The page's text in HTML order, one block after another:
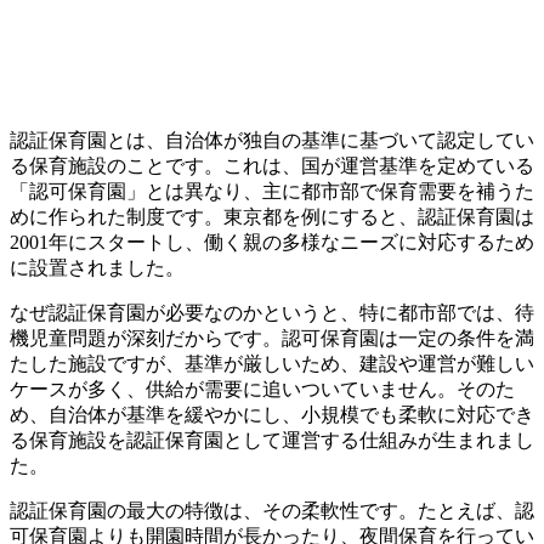
認証保育園とは、自治体が独自の基準に基づいて認定してい
る保育施設のことです。これは、国が運営基準を定めている
「認可保育園」とは異なり、主に都市部で保育需要を補うた
めに作られた制度です。東京都を例にすると、認証保育園は
2001年にスタートし、働く親の多様なニーズに対応するため
に設置されました。
なぜ認証保育園が必要なのかというと、特に都市部では、待
機児童問題が深刻だからです。認可保育園は一定の条件を満
たした施設ですが、基準が厳しいため、建設や運営が難しい
ケースが多く、供給が需要に追いついていません。そのた
め、自治体が基準を緩やかにし、小規模でも柔軟に対応でき
る保育施設を認証保育園として運営する仕組みが生まれまし
た。
認証保育園の最大の特徴は、その柔軟性です。たとえば、認
可保育園よりも開園時間が長かったり、夜間保育を行ってい